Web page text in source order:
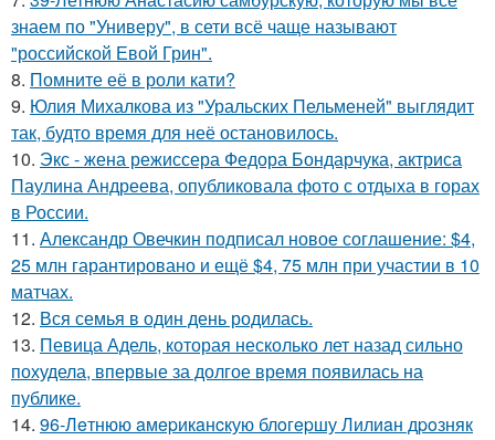
знаем по "Универу", в сети всё чаще называют
"российской Евой Грин".
8. Помните её в роли кати?
9. Юлия Михалкова из "Уральских Пельменей" выглядит
так, будто время для неё остановилось.
10. Экс - жена режиссера Федора Бондарчука, актриса
Паулина Андреева, опубликовала фото с отдыха в горах
в России.
11. Александр Овечкин подписал новое соглашение: $4,
25 млн гарантировано и ещё $4, 75 млн при участии в 10
матчах.
12. Вся семья в один день родилась.
13. Певица Адель, которая несколько лет назад сильно
похудела, впервые за долгое время появилась на
публике.
14. 96-Лeтнюю aмepикaнcкую блoгepшу Лилиaн дpoзняк